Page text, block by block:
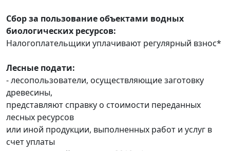
Сбор за пользование объектами водных
биологических ресурсов:
Налогоплательщики уплачивают регулярный взнос*
Лесные подати:
- лесопользователи, осуществляющие заготовку
древесины,
представляют справку о стоимости переданных
лесных ресурсов
или иной продукции, выполненных работ и услуг в
счет уплаты